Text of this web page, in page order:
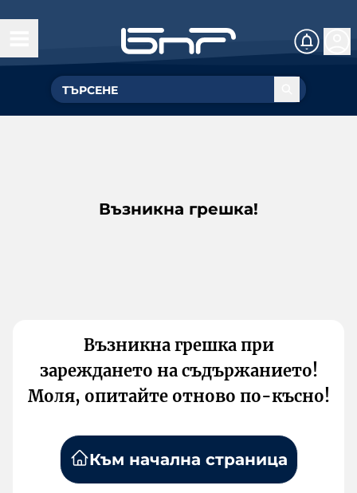
Възникна грешка!
Възникна грешка при
зареждането на съдържанието!
Моля, опитайте отново по-късно!
Към начална страница